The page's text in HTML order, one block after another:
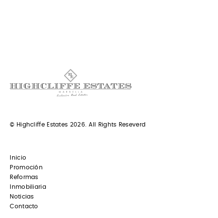
© Highcliffe Estates 2026. All Rights Reseverd
Inicio
Promoción
Reformas
Inmobiliaria
Noticias
Contacto